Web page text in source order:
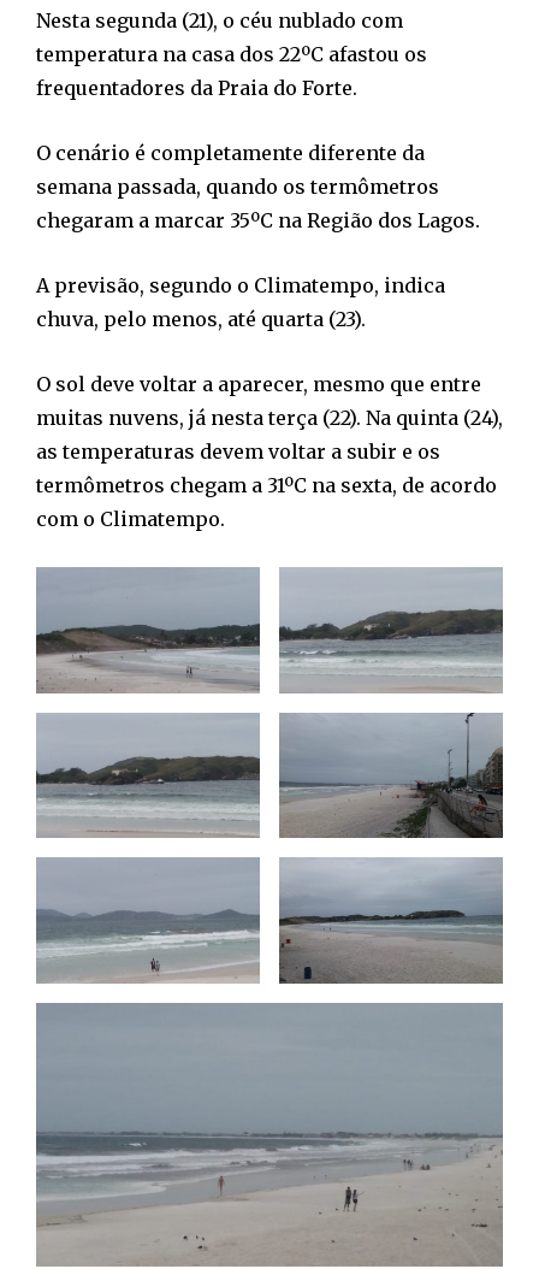
Nesta segunda (21), o céu nublado com
temperatura na casa dos 22ºC afastou os
frequentadores da Praia do Forte.
O cenário é completamente diferente da
semana passada, quando os termômetros
chegaram a marcar 35ºC na Região dos Lagos.
A previsão, segundo o Climatempo, indica
chuva, pelo menos, até quarta (23).
O sol deve voltar a aparecer, mesmo que entre
muitas nuvens, já nesta terça (22). Na quinta (24),
as temperaturas devem voltar a subir e os
termômetros chegam a 31ºC na sexta, de acordo
com o Climatempo.